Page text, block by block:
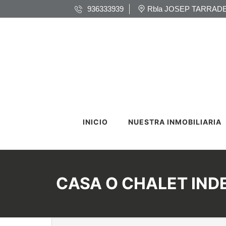
936333939 Rbla JOSEP
INICIO NUESTRA INMOBILIARIA
CASA O CHALET